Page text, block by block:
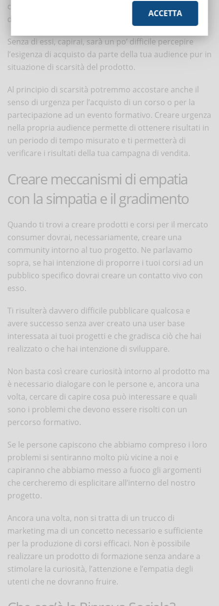
curiosità per il prodotto e, sopratutto, autorevolezza
dei contenuti.
Senza di essi, capirai, sarà un po’ difficile percepire
l’esigenza di acquisto da parte della tua audience pur in
situazione di scarsità del prodotto.
Al principio di scarsità potremmo accostare anche il
senso di urgenza per l’acquisto di un corso o per la
partecipazione ad un evento formativo. Creare urgenza
nella propria audience permette di ottenere risultati in
un periodo di tempo misurato e ti permetterà di
verificare i risultati della tua campagna di vendita.
Creare meccanismi di empatia
con la simpatia e il gradimento
Quando ti trovi a creare prodotti e corsi per il mercato
consumer dovrai, necessariamente, creare una
community intorno al tuo progetto. Ne parlavamo
sopra, se hai intenzione di proporre i tuoi corsi ad un
pubblico specifico dovrai creare un contatto vivo con
esso.
Ti risulterà davvero difficile pubblicare qualcosa e
avere successo senza aver creato una user base
interessata ai tuoi progetti e che gradisca ciò che hai
realizzato o che hai intenzione di sviluppare.
Non basta così creare curiosità intorno al prodotto ma
è necessario dialogare con le persone e, ancora una
volta, cercare di capire cosa può interessare e quali
sono i problemi che devono essere risolti con un
percorso formativo.
Se le persone capiscono che abbiamo compreso i loro
problemi si sentiranno molto più vicine a noi e
capiranno che abbiamo messo a fuoco gli argomenti
che cercheremo di esplicitare all’interno del nostro
progetto.
Ancora una volta, non si tratta di un trucco di
marketing ma di un concetto necessario e sufficiente
per la produzione di corsi efficaci. Non è possibile
realizzare un prodotto di formazione senza andare a
stimolare la curiosità, l’attenzione e l’empatia degli
utenti che ne dovranno fruire.
ACCETTA